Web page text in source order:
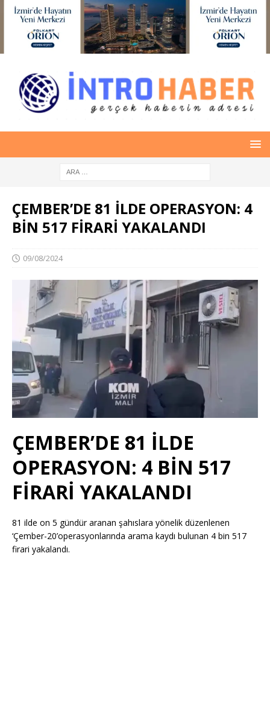
ÇEMBER’DE 81 İLDE OPERASYON: 4
BİN 517 FİRARİ YAKALANDI
09/08/2024
ÇEMBER’DE 81 İLDE
OPERASYON: 4 BİN 517
FİRARİ YAKALANDI
81 ilde on 5 gündür aranan şahıslara yönelik düzenlenen
‘Çember-20’operasyonlarında arama kaydı bulunan 4 bin 517
firari yakalandı.